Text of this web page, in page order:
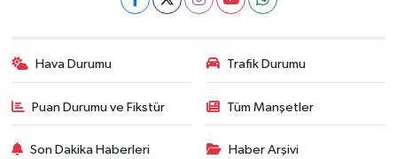
Hava Durumu Trafik Durumu
Puan Durumu ve Fikstür Tüm Manşetler
Son Dakika Haberleri Haber Arşivi